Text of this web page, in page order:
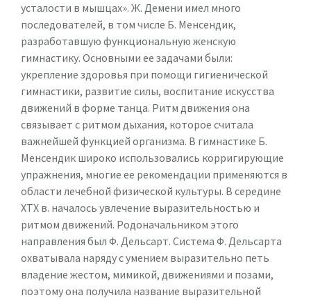
усталости в мышцах». Ж. Демени имел много
последователей, в том числе Б. Менсендик,
разработавшую функциональную женскую
гимнастику. Основными ее задачами были:
укрепление здоровья при помощи гигиенической
гимнастики, развитие силы, воспитание искусства
движений в форме танца. Ритм движения она
связывает с ритмом дыхания, которое считала
важнейшей функцией организма. В гимнастике Б.
Менсендик широко использовались корригирующие
упражнения, многие ее рекомендации применяются в
области лечебной физической культуры. В середине
ХТХ в. началось увлечение выразительностью и
ритмом движений. Родоначальником этого
направления был Ф. Дельсарт. Система Ф. Дельсарта
охватывала наряду с умением выразительно петь
владение жестом, мимикой, движениями и позами,
поэтому она получила название выразительной